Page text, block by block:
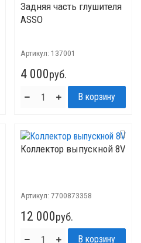
Задняя часть глушителя
ASSO
Артикул: 137001
4 000руб.
Коллектор выпускной 8V
Артикул: 7700873358
12 000руб.